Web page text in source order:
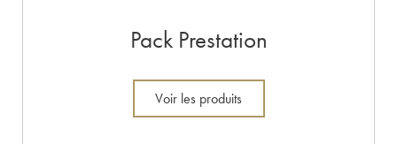
Pack Prestation
Voir les produits